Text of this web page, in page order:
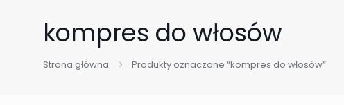
kompres do włosów
Strona główna Produkty oznaczone “kompres do włosów”